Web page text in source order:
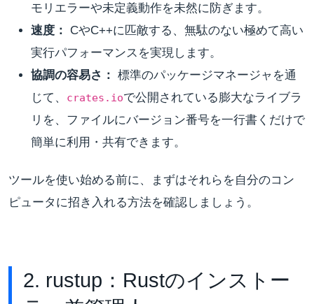
モリエラーや未定義動作を未然に防ぎます。
速度： CやC++に匹敵する、無駄のない極めて高い
実行パフォーマンスを実現します。
協調の容易さ： 標準のパッケージマネージャを通
じて、
crates.ioで公開されている膨大なライブラ
リを、ファイルにバージョン番号を一行書くだけで
簡単に利用・共有できます。
ツールを使い始める前に、まずはそれらを自分のコン
ピュータに招き入れる方法を確認しましょう。
2. rustup：Rustのインストー